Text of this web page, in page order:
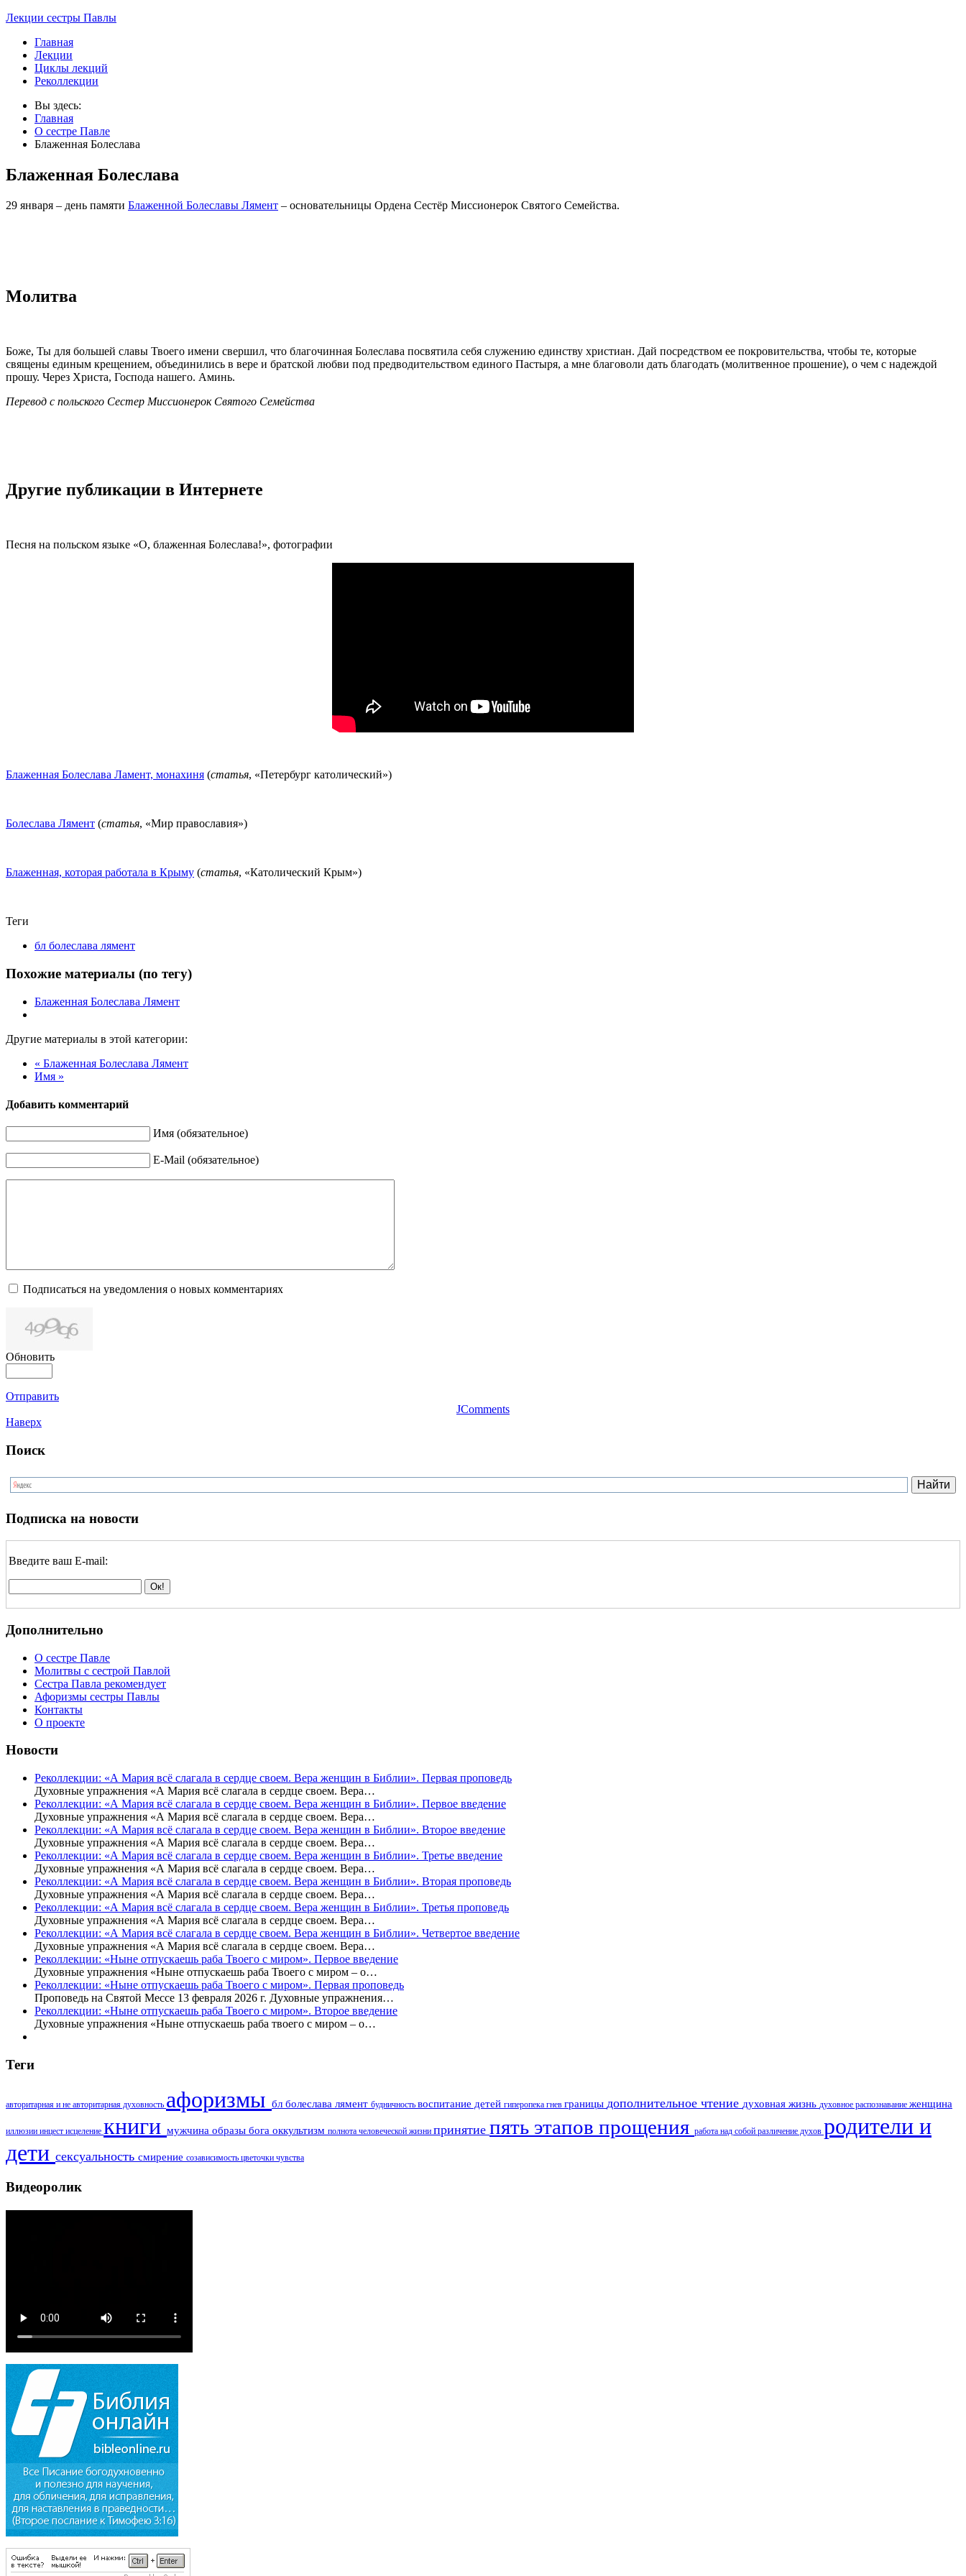
Лекции сестры Павлы
Главная
Лекции
Циклы лекций
Реколлекции
Вы здесь:
Главная
О сестре Павле
Блаженная Болеслава
Блаженная Болеслава
29 января – день памяти Блаженной Болеславы Лямент – основательницы Ордена Сестёр Миссионерок Святого Семейства.
Молитва
Боже, Ты для большей славы Твоего имени свершил, что благочинная Болеслава посвятила себя служению единству христиан. Дай посредством ее покровительства, чтобы те, которые
священы единым крещением, объединились в вере и братской любви под предводительством единого Пастыря, а мне благоволи дать благодать (молитвенное прошение), о чем с надеждой
прошу. Через Христа, Господа нашего. Аминь.
Перевод с польского Сестер Миссионерок Святого Семейства
Другие публикации в Интернете
Песня на польском языке «О, блаженная Болеслава!», фотографии
Блаженная Болеслава Ламент, монахиня (статья, «Петербург католический»)
Болеслава Лямент (статья, «Мир православия»)
Блаженная, которая работала в Крыму (статья, «Католический Крым»)
Теги
бл болеслава лямент
Похожие материалы (по тегу)
Блаженная Болеслава Лямент
Другие материалы в этой категории:
« Блаженная Болеслава Лямент
Имя »
Добавить комментарий
Имя (обязательное)
E-Mail (обязательное)
Подписаться на уведомления о новых комментариях
Обновить
Отправить
JComments
Наверх
Поиск
Подписка на новости
Введите ваш E-mail:
Дополнительно
О сестре Павле
Молитвы с сестрой Павлой
Сестра Павла рекомендует
Афоризмы сестры Павлы
Контакты
О проекте
Новости
Реколлекции: «А Мария всё слагала в сердце своем. Вера женщин в Библии». Первая проповедь
Духовные упражнения «А Мария всё слагала в сердце своем. Вера…
Реколлекции: «А Мария всё слагала в сердце своем. Вера женщин в Библии». Первое введение
Духовные упражнения «А Мария всё слагала в сердце своем. Вера…
Реколлекции: «А Мария всё слагала в сердце своем. Вера женщин в Библии». Второе введение
Духовные упражнения «А Мария всё слагала в сердце своем. Вера…
Реколлекции: «А Мария всё слагала в сердце своем. Вера женщин в Библии». Третье введение
Духовные упражнения «А Мария всё слагала в сердце своем. Вера…
Реколлекции: «А Мария всё слагала в сердце своем. Вера женщин в Библии». Вторая проповедь
Духовные упражнения «А Мария всё слагала в сердце своем. Вера…
Реколлекции: «А Мария всё слагала в сердце своем. Вера женщин в Библии». Третья проповедь
Духовные упражнения «А Мария всё слагала в сердце своем. Вера…
Реколлекции: «А Мария всё слагала в сердце своем. Вера женщин в Библии». Четвертое введение
Духовные упражнения «А Мария всё слагала в сердце своем. Вера…
Реколлекции: «Ныне отпускаешь раба Твоего с миром». Первое введение
Духовные упражнения «Ныне отпускаешь раба Твоего с миром – о…
Реколлекции: «Ныне отпускаешь раба Твоего с миром». Первая проповедь
Проповедь на Святой Мессе 13 февраля 2026 г. Духовные упражнения…
Реколлекции: «Ныне отпускаешь раба Твоего с миром». Второе введение
Духовные упражнения «Ныне отпускаешь раба твоего с миром – о…
Теги
авторитарная и не авторитарная духовность афоризмы бл болеслава лямент будничность воспитание детей гиперопека гнев границы дополнительное чтение духовная жизнь духовное распознавание женщина
иллюзии инцест исцеление книги мужчина образы бога оккультизм полнота человеческой жизни принятие пять этапов прощения работа над собой различение духов родители и
дети сексуальность смирение созависимость цветочки чувства
Видеоролик